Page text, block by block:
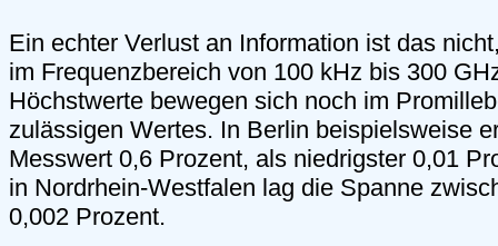
Ein echter Verlust an Information ist das
im Frequenzbereich von 100 kHz bis 300
Höchstwerte bewegen sich noch im
zulässigen Wertes. In Berlin beispielsweise
Messwert 0,6 Prozent, als niedrigster 0,01
in Nordrhein-Westfalen lag die Spanne
0,002 Prozent.